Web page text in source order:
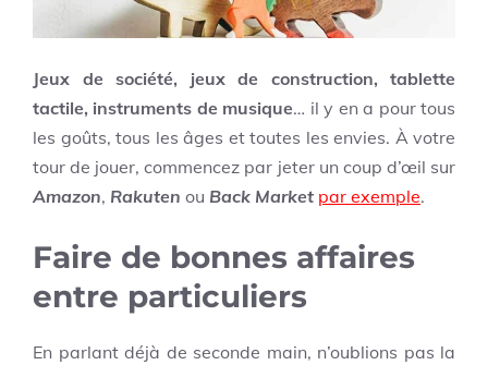
Jeux de société, jeux de construction, tablette
tactile, instruments de musique… il y en a pour tous
les goûts, tous les âges et toutes les envies. À votre
tour de jouer, commencez par jeter un coup d’œil sur
Amazon, Rakuten ou Back Market par exemple.
Faire de bonnes affaires
entre particuliers
En parlant déjà de seconde main, n’oublions pas la